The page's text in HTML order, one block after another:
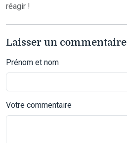
réagir !
Laisser un commentaire
Prénom et nom
Votre commentaire